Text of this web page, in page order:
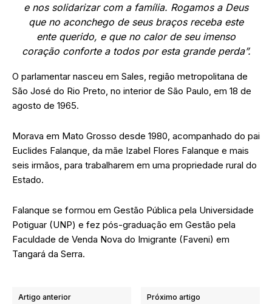
e nos solidarizar com a família. Rogamos a Deus
que no aconchego de seus braços receba este
ente querido, e que no calor de seu imenso
coração conforte a todos por esta grande perda”.
O parlamentar nasceu em Sales, região metropolitana de
São José do Rio Preto, no interior de São Paulo, em 18 de
agosto de 1965.
Morava em Mato Grosso desde 1980, acompanhado do pai
Euclides Falanque, da mãe Izabel Flores Falanque e mais
seis irmãos, para trabalharem em uma propriedade rural do
Estado.
Falanque se formou em Gestão Pública pela Universidade
Potiguar (UNP) e fez pós-graduação em Gestão pela
Faculdade de Venda Nova do Imigrante (Faveni) em
Tangará da Serra.
Artigo anterior Próximo artigo